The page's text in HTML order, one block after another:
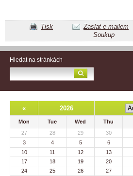
Tisk Zaslat e-mailem
Soukup
Hledat na stránkách
« 2026
Mon Tue Wed Thu
27
28 29 30
3
4 5 6
10
11 12 13
17
18 19 20
24
25 26 27